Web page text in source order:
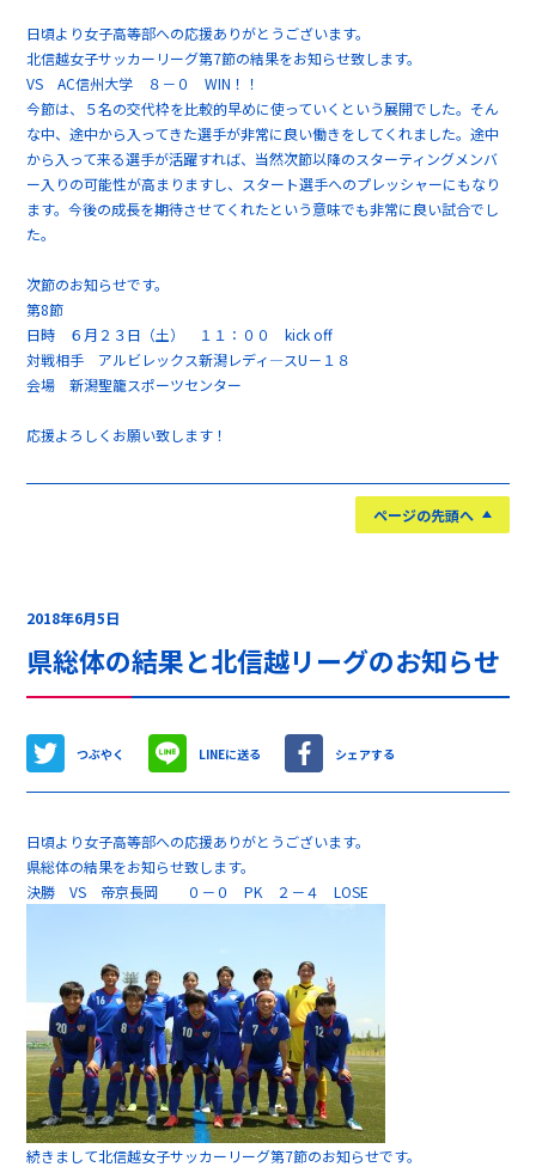
日頃より女子高等部への応援ありがとうございます。
北信越女子サッカーリーグ第7節の結果をお知らせ致します。
VS AC信州大学 ８－０ WIN！！
今節は、５名の交代枠を比較的早めに使っていくという展開でした。そん
な中、途中から入ってきた選手が非常に良い働きをしてくれました。途中
から入って来る選手が活躍すれば、当然次節以降のスターティングメンバ
ー入りの可能性が高まりますし、スタート選手へのプレッシャーにもなり
ます。今後の成長を期待させてくれたという意味でも非常に良い試合でし
た。
次節のお知らせです。
第8節
日時 ６月２３日（土） １１：００ kick off
対戦相手 アルビレックス新潟レディ―スU－１８
会場 新潟聖籠スポーツセンター
応援よろしくお願い致します！
ページの先頭へ
2018年6月5日
県総体の結果と北信越リーグのお知らせ
つぶやく LINEに送る シェアする
日頃より女子高等部への応援ありがとうございます。
県総体の結果をお知らせ致します。
決勝 VS 帝京長岡 ０－０ PK ２－４ LOSE
続きまして北信越女子サッカーリーグ第7節のお知らせです。